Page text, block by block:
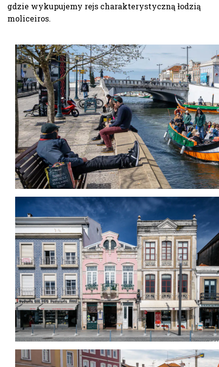
gdzie wykupujemy rejs charakterystyczną łodzią
moliceiros.